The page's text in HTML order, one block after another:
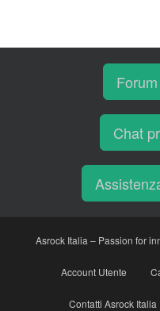
Chat
Asrock Italia – Passion for
Account Utente
Contatti Asrock Italia